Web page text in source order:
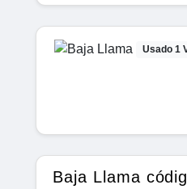
Usado 1
Baja Llama